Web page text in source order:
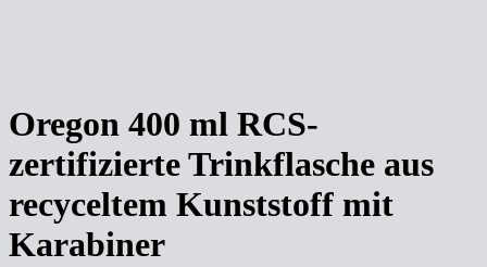
Oregon 400 ml RCS-
zertifizierte Trinkflasche aus
recyceltem Kunststoff mit
Karabiner